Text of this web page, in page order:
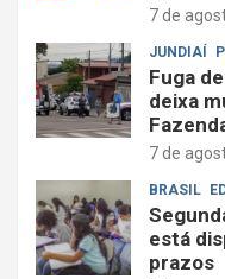
7 de
JUNDIAÍ
Fuga
deixa
7 de
BRASIL
está
prazos